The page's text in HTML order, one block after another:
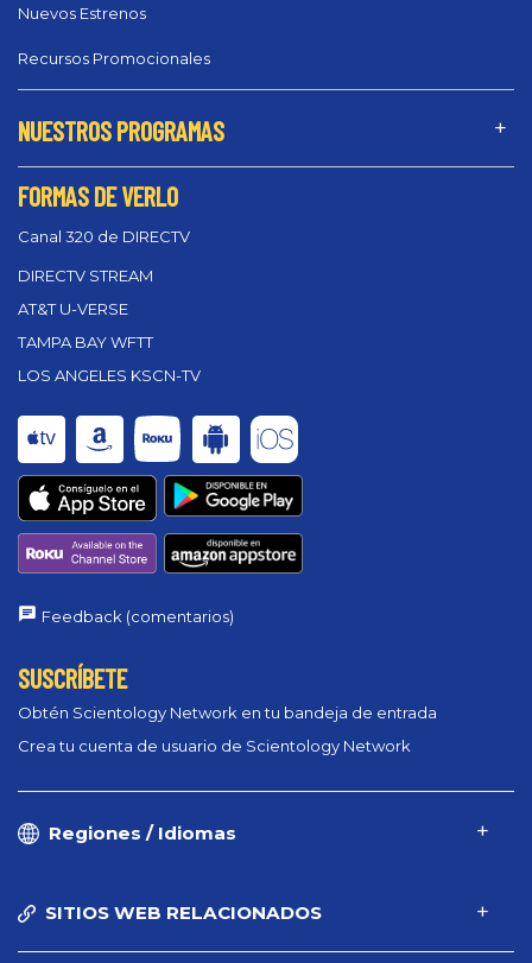
Nuevos Estrenos
Recursos Promocionales
NUESTROS PROGRAMAS
FORMAS DE VERLO
Canal 320 de DIRECTV
DIRECTV STREAM
AT&T U-VERSE
TAMPA BAY WFTT
LOS ANGELES KSCN-TV
Feedback (comentarios)
SUSCRÍBETE
Obtén Scientology Network en tu bandeja de entrada
Crea tu cuenta de usuario de Scientology Network
Regiones / Idiomas
SITIOS WEB RELACIONADOS